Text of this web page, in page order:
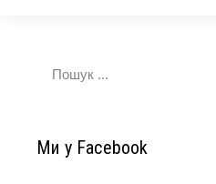
Ми у Facebook